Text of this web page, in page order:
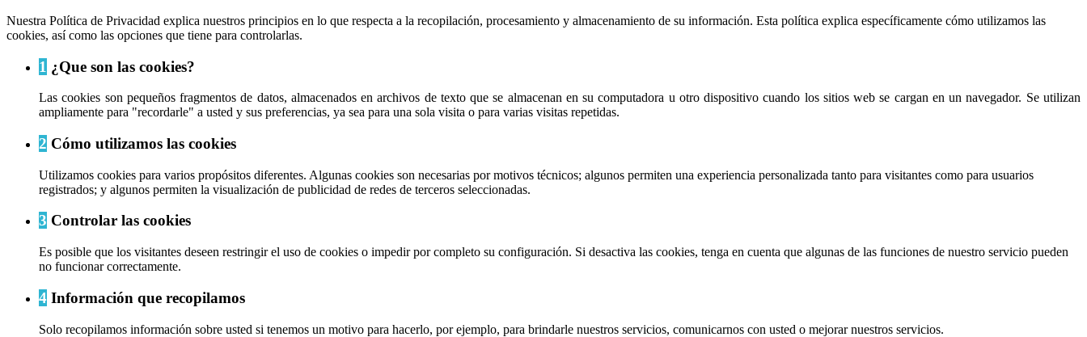
Nuestra Política de Privacidad explica nuestros principios en lo que respecta a la recopilación, procesamiento y almacenamiento de su información. Esta política explica específicamente cómo utilizamos las
cookies, así como las opciones que tiene para controlarlas.
1 ¿Que son las cookies?
Las cookies son pequeños fragmentos de datos, almacenados en archivos de texto que se almacenan en su computadora u otro dispositivo cuando los sitios web se cargan en un navegador. Se utilizan
ampliamente para "recordarle" a usted y sus preferencias, ya sea para una sola visita o para varias visitas repetidas.
2 Cómo utilizamos las cookies
Utilizamos cookies para varios propósitos diferentes. Algunas cookies son necesarias por motivos técnicos; algunos permiten una experiencia personalizada tanto para visitantes como para usuarios
registrados; y algunos permiten la visualización de publicidad de redes de terceros seleccionadas.
3 Controlar las cookies
Es posible que los visitantes deseen restringir el uso de cookies o impedir por completo su configuración. Si desactiva las cookies, tenga en cuenta que algunas de las funciones de nuestro servicio pueden
no funcionar correctamente.
4 Información que recopilamos
Solo recopilamos información sobre usted si tenemos un motivo para hacerlo, por ejemplo, para brindarle nuestros servicios, comunicarnos con usted o mejorar nuestros servicios.